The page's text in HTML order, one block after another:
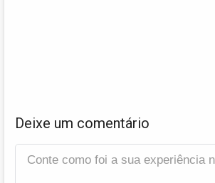
Deixe um comentário